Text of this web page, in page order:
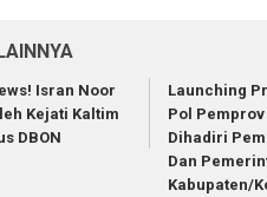
Isran Noor
Kejati Kaltim
DBON
Launching
Pol
Dihadiri
Dan
Kabupaten/